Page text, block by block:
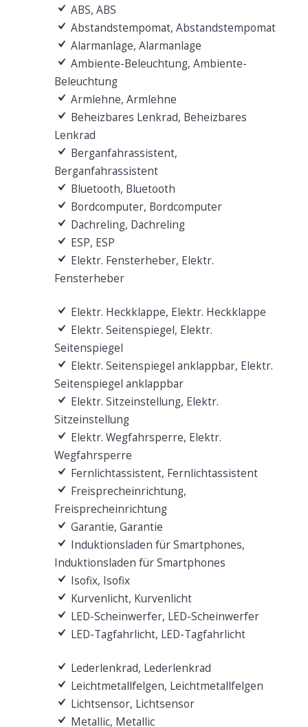
ABS, ABS
Abstandstempomat, Abstandstempomat
Alarmanlage, Alarmanlage
Ambiente-Beleuchtung, Ambiente-
Beleuchtung
Armlehne, Armlehne
Beheizbares Lenkrad, Beheizbares
Lenkrad
Berganfahrassistent,
Berganfahrassistent
Bluetooth, Bluetooth
Bordcomputer, Bordcomputer
Dachreling, Dachreling
ESP, ESP
Elektr. Fensterheber, Elektr.
Fensterheber
Elektr. Heckklappe, Elektr. Heckklappe
Elektr. Seitenspiegel, Elektr.
Seitenspiegel
Elektr. Seitenspiegel anklappbar, Elektr.
Seitenspiegel anklappbar
Elektr. Sitzeinstellung, Elektr.
Sitzeinstellung
Elektr. Wegfahrsperre, Elektr.
Wegfahrsperre
Fernlichtassistent, Fernlichtassistent
Freisprecheinrichtung,
Freisprecheinrichtung
Garantie, Garantie
Induktionsladen für Smartphones,
Induktionsladen für Smartphones
Isofix, Isofix
Kurvenlicht, Kurvenlicht
LED-Scheinwerfer, LED-Scheinwerfer
LED-Tagfahrlicht, LED-Tagfahrlicht
Lederlenkrad, Lederlenkrad
Leichtmetallfelgen, Leichtmetallfelgen
Lichtsensor, Lichtsensor
Metallic, Metallic